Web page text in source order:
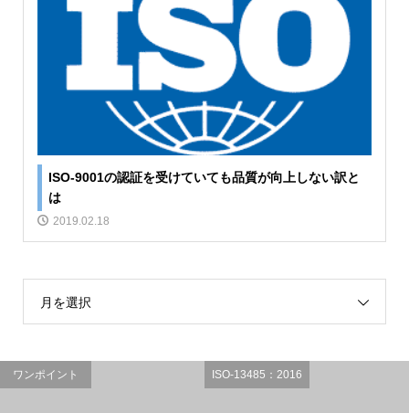
ISO-9001の認証を受けていても品質が向上しない訳と
は
2019.02.18
月を選択
ワンポイント ISO-13485：2016